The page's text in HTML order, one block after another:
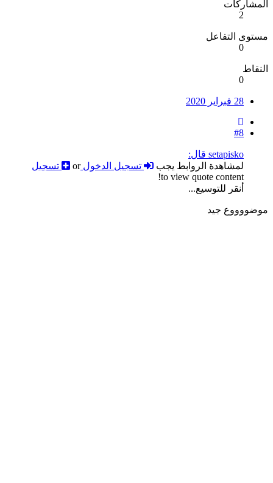
المشاركات
2
مستوى التفاعل
0
النقاط
0
28 فبراير 2020
#8
setapisko قال:
لمشاهدة الروابط يجب
تسجيل الدخولor
تسجيل
to view quote content!
أنقر للتوسيع...
موضووووع جيد